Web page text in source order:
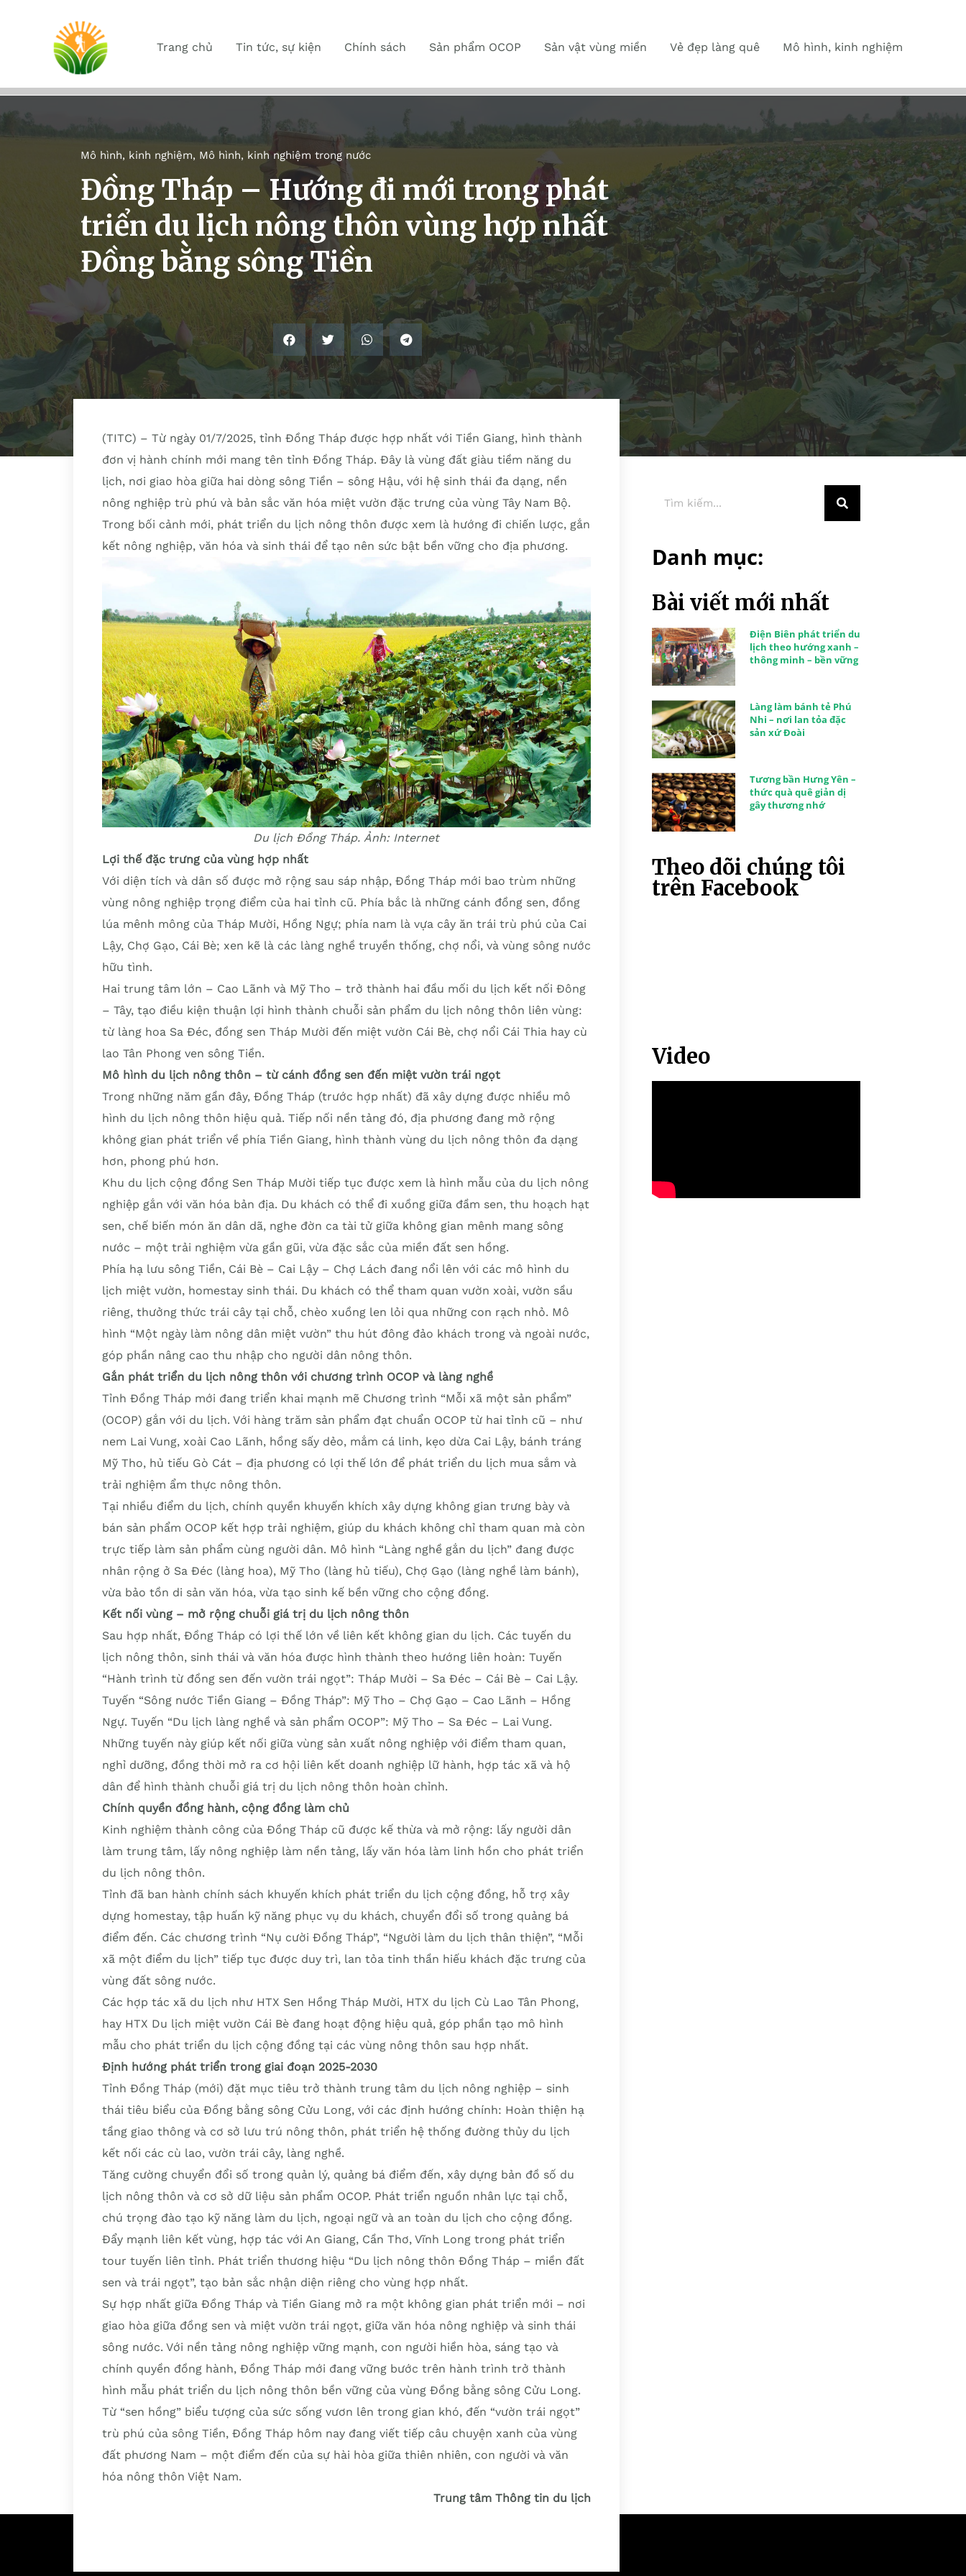
Trang chủ Tin tức, sự kiện Chính sách Sản phẩm OCOP Sản vật vùng miền Vẻ đẹp làng quê Mô hình, kinh nghiệm
Mô hình, kinh nghiệm, Mô hình, kinh nghiệm trong nước
Đồng Tháp – Hướng đi mới trong phát
triển du lịch nông thôn vùng hợp nhất
Đồng bằng sông Tiền
(TITC) – Từ ngày 01/7/2025, tỉnh Đồng Tháp được hợp nhất với Tiền Giang, hình thành
đơn vị hành chính mới mang tên tỉnh Đồng Tháp. Đây là vùng đất giàu tiềm năng du
lịch, nơi giao hòa giữa hai dòng sông Tiền – sông Hậu, với hệ sinh thái đa dạng, nền
nông nghiệp trù phú và bản sắc văn hóa miệt vườn đặc trưng của vùng Tây Nam Bộ.
Trong bối cảnh mới, phát triển du lịch nông thôn được xem là hướng đi chiến lược, gắn
kết nông nghiệp, văn hóa và sinh thái để tạo nên sức bật bền vững cho địa phương.
Du lịch Đồng Tháp. Ảnh: Internet
Lợi thế đặc trưng của vùng hợp nhất
Với diện tích và dân số được mở rộng sau sáp nhập, Đồng Tháp mới bao trùm những
vùng nông nghiệp trọng điểm của hai tỉnh cũ. Phía bắc là những cánh đồng sen, đồng
lúa mênh mông của Tháp Mười, Hồng Ngự; phía nam là vựa cây ăn trái trù phú của Cai
Lậy, Chợ Gạo, Cái Bè; xen kẽ là các làng nghề truyền thống, chợ nổi, và vùng sông nước
hữu tình.
Hai trung tâm lớn – Cao Lãnh và Mỹ Tho – trở thành hai đầu mối du lịch kết nối Đông
– Tây, tạo điều kiện thuận lợi hình thành chuỗi sản phẩm du lịch nông thôn liên vùng:
từ làng hoa Sa Đéc, đồng sen Tháp Mười đến miệt vườn Cái Bè, chợ nổi Cái Thia hay cù
lao Tân Phong ven sông Tiền.
Mô hình du lịch nông thôn – từ cánh đồng sen đến miệt vườn trái ngọt
Trong những năm gần đây, Đồng Tháp (trước hợp nhất) đã xây dựng được nhiều mô
hình du lịch nông thôn hiệu quả. Tiếp nối nền tảng đó, địa phương đang mở rộng
không gian phát triển về phía Tiền Giang, hình thành vùng du lịch nông thôn đa dạng
hơn, phong phú hơn.
Khu du lịch cộng đồng Sen Tháp Mười tiếp tục được xem là hình mẫu của du lịch nông
nghiệp gắn với văn hóa bản địa. Du khách có thể đi xuồng giữa đầm sen, thu hoạch hạt
sen, chế biến món ăn dân dã, nghe đờn ca tài tử giữa không gian mênh mang sông
nước – một trải nghiệm vừa gần gũi, vừa đặc sắc của miền đất sen hồng.
Phía hạ lưu sông Tiền, Cái Bè – Cai Lậy – Chợ Lách đang nổi lên với các mô hình du
lịch miệt vườn, homestay sinh thái. Du khách có thể tham quan vườn xoài, vườn sầu
riêng, thưởng thức trái cây tại chỗ, chèo xuồng len lỏi qua những con rạch nhỏ. Mô
hình “Một ngày làm nông dân miệt vườn” thu hút đông đảo khách trong và ngoài nước,
góp phần nâng cao thu nhập cho người dân nông thôn.
Gắn phát triển du lịch nông thôn với chương trình OCOP và làng nghề
Tỉnh Đồng Tháp mới đang triển khai mạnh mẽ Chương trình “Mỗi xã một sản phẩm”
(OCOP) gắn với du lịch. Với hàng trăm sản phẩm đạt chuẩn OCOP từ hai tỉnh cũ – như
nem Lai Vung, xoài Cao Lãnh, hồng sấy dẻo, mắm cá linh, kẹo dừa Cai Lậy, bánh tráng
Mỹ Tho, hủ tiếu Gò Cát – địa phương có lợi thế lớn để phát triển du lịch mua sắm và
trải nghiệm ẩm thực nông thôn.
Tại nhiều điểm du lịch, chính quyền khuyến khích xây dựng không gian trưng bày và
bán sản phẩm OCOP kết hợp trải nghiệm, giúp du khách không chỉ tham quan mà còn
trực tiếp làm sản phẩm cùng người dân. Mô hình “Làng nghề gắn du lịch” đang được
nhân rộng ở Sa Đéc (làng hoa), Mỹ Tho (làng hủ tiếu), Chợ Gạo (làng nghề làm bánh),
vừa bảo tồn di sản văn hóa, vừa tạo sinh kế bền vững cho cộng đồng.
Kết nối vùng – mở rộng chuỗi giá trị du lịch nông thôn
Sau hợp nhất, Đồng Tháp có lợi thế lớn về liên kết không gian du lịch. Các tuyến du
lịch nông thôn, sinh thái và văn hóa được hình thành theo hướng liên hoàn: Tuyến
“Hành trình từ đồng sen đến vườn trái ngọt”: Tháp Mười – Sa Đéc – Cái Bè – Cai Lậy.
Tuyến “Sông nước Tiền Giang – Đồng Tháp”: Mỹ Tho – Chợ Gạo – Cao Lãnh – Hồng
Ngự. Tuyến “Du lịch làng nghề và sản phẩm OCOP”: Mỹ Tho – Sa Đéc – Lai Vung.
Những tuyến này giúp kết nối giữa vùng sản xuất nông nghiệp với điểm tham quan,
nghỉ dưỡng, đồng thời mở ra cơ hội liên kết doanh nghiệp lữ hành, hợp tác xã và hộ
dân để hình thành chuỗi giá trị du lịch nông thôn hoàn chỉnh.
Chính quyền đồng hành, cộng đồng làm chủ
Kinh nghiệm thành công của Đồng Tháp cũ được kế thừa và mở rộng: lấy người dân
làm trung tâm, lấy nông nghiệp làm nền tảng, lấy văn hóa làm linh hồn cho phát triển
du lịch nông thôn.
Tỉnh đã ban hành chính sách khuyến khích phát triển du lịch cộng đồng, hỗ trợ xây
dựng homestay, tập huấn kỹ năng phục vụ du khách, chuyển đổi số trong quảng bá
điểm đến. Các chương trình “Nụ cười Đồng Tháp”, “Người làm du lịch thân thiện”, “Mỗi
xã một điểm du lịch” tiếp tục được duy trì, lan tỏa tinh thần hiếu khách đặc trưng của
vùng đất sông nước.
Các hợp tác xã du lịch như HTX Sen Hồng Tháp Mười, HTX du lịch Cù Lao Tân Phong,
hay HTX Du lịch miệt vườn Cái Bè đang hoạt động hiệu quả, góp phần tạo mô hình
mẫu cho phát triển du lịch cộng đồng tại các vùng nông thôn sau hợp nhất.
Định hướng phát triển trong giai đoạn 2025-2030
Tỉnh Đồng Tháp (mới) đặt mục tiêu trở thành trung tâm du lịch nông nghiệp – sinh
thái tiêu biểu của Đồng bằng sông Cửu Long, với các định hướng chính: Hoàn thiện hạ
tầng giao thông và cơ sở lưu trú nông thôn, phát triển hệ thống đường thủy du lịch
kết nối các cù lao, vườn trái cây, làng nghề.
Tăng cường chuyển đổi số trong quản lý, quảng bá điểm đến, xây dựng bản đồ số du
lịch nông thôn và cơ sở dữ liệu sản phẩm OCOP. Phát triển nguồn nhân lực tại chỗ,
chú trọng đào tạo kỹ năng làm du lịch, ngoại ngữ và an toàn du lịch cho cộng đồng.
Đẩy mạnh liên kết vùng, hợp tác với An Giang, Cần Thơ, Vĩnh Long trong phát triển
tour tuyến liên tỉnh. Phát triển thương hiệu “Du lịch nông thôn Đồng Tháp – miền đất
sen và trái ngọt”, tạo bản sắc nhận diện riêng cho vùng hợp nhất.
Sự hợp nhất giữa Đồng Tháp và Tiền Giang mở ra một không gian phát triển mới – nơi
giao hòa giữa đồng sen và miệt vườn trái ngọt, giữa văn hóa nông nghiệp và sinh thái
sông nước. Với nền tảng nông nghiệp vững mạnh, con người hiền hòa, sáng tạo và
chính quyền đồng hành, Đồng Tháp mới đang vững bước trên hành trình trở thành
hình mẫu phát triển du lịch nông thôn bền vững của vùng Đồng bằng sông Cửu Long.
Từ “sen hồng” biểu tượng của sức sống vươn lên trong gian khó, đến “vườn trái ngọt”
trù phú của sông Tiền, Đồng Tháp hôm nay đang viết tiếp câu chuyện xanh của vùng
đất phương Nam – một điểm đến của sự hài hòa giữa thiên nhiên, con người và văn
hóa nông thôn Việt Nam.
Trung tâm Thông tin du lịch
Danh mục:
Bài viết mới nhất
Điện Biên phát triển du
lịch theo hướng xanh –
thông minh – bền vững
Làng làm bánh tẻ Phú
Nhi – nơi lan tỏa đặc
sản xứ Đoài
Tương bần Hưng Yên –
thức quà quê giản dị
gây thương nhớ
Theo dõi chúng tôi
trên Facebook
Video